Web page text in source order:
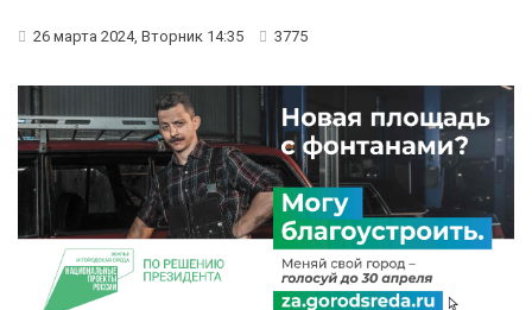
26 марта 2024, Вторник 14:35 3775